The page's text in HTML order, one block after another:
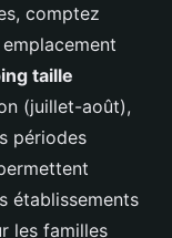
comptez
taille
(juillet-août),
périodes
établissements
les familles